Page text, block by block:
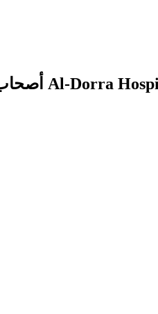
Al-Dorra